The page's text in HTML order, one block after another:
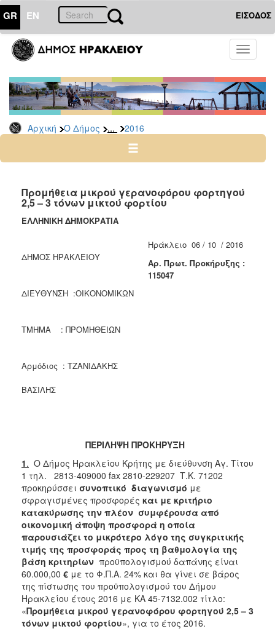
GR EN ΕΙΣΟΔΟΣ
Toggle
Αρχική Ο Δήμος ... 2016
ΔΗΜΟΣ
Διακηρύξεις
-
Δημοπρασίες
Αρχείο
2025
2023
2022
2020
2018
2016
2013
ΠΟΛΙΤΙΣΜΟΣ
ΑΝΘΕΚΤΙΚΗ
ΠΟΛΗ
Προμήθεια μικρού γερανοφόρου φορτηγού
2,5 – 3 τόνων μικτού φορτίου
ΕΛΛΗΝΙΚΗ ΔΗΜΟΚΡΑΤΙΑ
ΔΗΜΟΣ ΗΡΑΚΛΕΙΟΥ
ΔΙΕΥΘΥΝΣΗ :ΟΙΚΟΝΟΜΙΚΩΝ
ΤΜΗΜΑ : ΠΡΟΜΗΘΕΙΩΝ
Αρμόδιος : ΤΖΑΝΙΔΑΚΗΣ
ΒΑΣΙΛΗΣ
Ηράκλειο 06 / 10 / 2016
Aρ. Πρωτ. Προκήρυξης :
115047
ΠΕΡΙΛΗΨΗ ΠΡΟΚΗΡΥΞΗ
1. Ο Δήμος Ηρακλείου Κρήτης με διεύθυνση Αγ. Τίτου
1 τηλ. 2813-409000 fax 2810-229207 Τ.Κ. 71202
προκηρύσσει συνοπτικό διαγωνισμό με
σφραγισμένες προσφορές και με κριτήριο
κατακύρωσης την πλέον συμφέρουσα από
οικονομική άποψη προσφορά η οποία
παρουσιάζει το μικρότερο λόγο της συγκριτικής
τιμής της προσφοράς προς τη βαθμολογία της
βάση κριτηρίων προϋπολογισμού δαπάνης είναι
60.000,00 € με το Φ.Π.Α. 24% και θα γίνει σε βάρος
της πίστωσης του προϋπολογισμού του Δήμου
Ηρακλείου έτους 2016 με ΚΑ 45-7132.002 τίτλο:
«Προμήθεια μικρού γερανοφόρου φορτηγού 2,5 – 3
τόνων μικτού φορτίου», για το έτος 2016.